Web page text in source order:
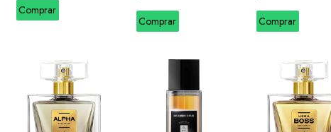
Comprar
Comprar Comprar